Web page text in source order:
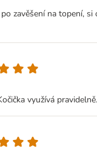
zavěšení na topení,
využívá